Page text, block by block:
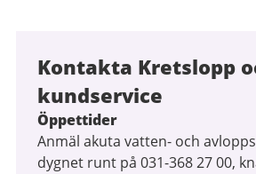
Kontakta Kretslopp
kundservice
Öppettider
Anmäl akuta vatten- och
dygnet runt på 031-368 27 00,